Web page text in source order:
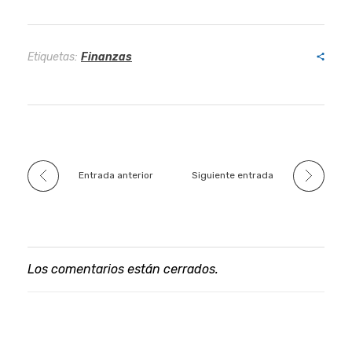
Etiquetas: Finanzas
Entrada anterior Siguiente entrada
Los comentarios están cerrados.